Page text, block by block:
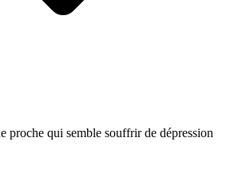
proche qui semble souffrir de dépression